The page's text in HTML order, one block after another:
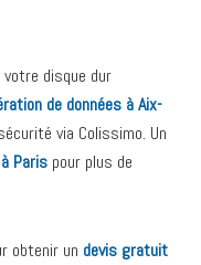
disque dur
de données à Aix-
via Colissimo. Un
Paris pour plus de
obtenir un devis gratuit